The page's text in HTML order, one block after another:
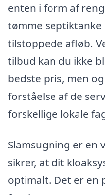
enten i form af
tømme
tilstoppede afløb.
tilbud kan du ikke
bedste pris, men
forståelse af de
forskellige lokale
Slamsugning er en
sikrer, at dit
optimalt. Det er en